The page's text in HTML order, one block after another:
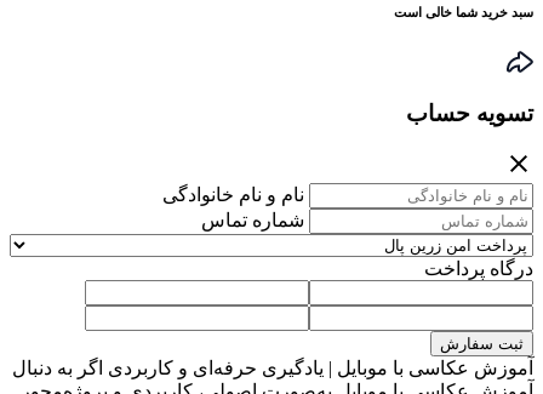
سبد خرید شما خالی است
تسویه حساب
نام و نام خانوادگی
شماره تماس
درگاه پرداخت
ثبت سفارش
آموزش عکاسی با موبایل | یادگیری حرفه‌ای و کاربردی اگر به دنبال